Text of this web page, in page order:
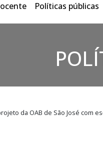
Políticas públicas
da OAB de São José com